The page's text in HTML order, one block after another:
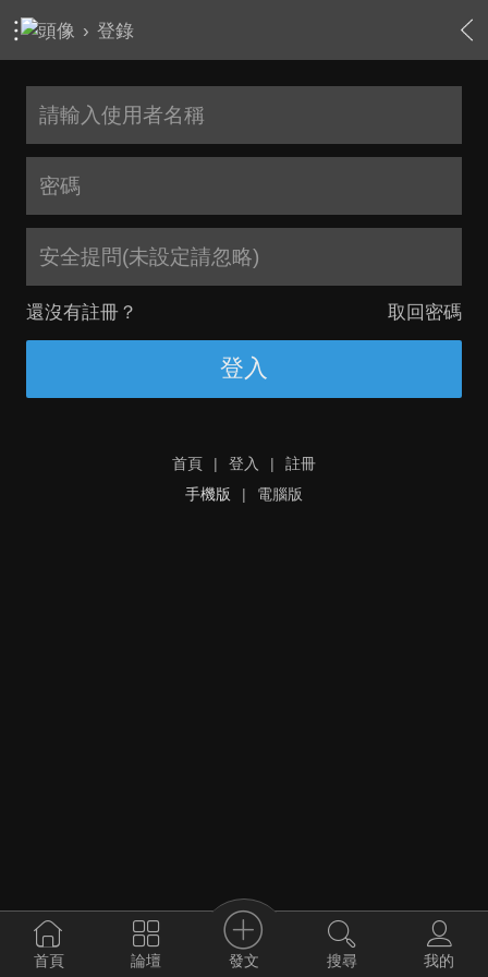
› 登錄
安全提問(未設定請忽略)
還沒有註冊？ 取回密碼
登入
首頁 | 登入 |
註冊
手機版
| 電腦版
首頁 論壇 發文 搜尋 我的